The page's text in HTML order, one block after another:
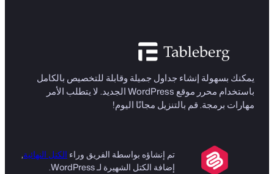
يمكنك بسهولة إنشاء جداول جميلة وقابلة للتخصيص بالكامل
باستخدام محرر موقع WordPress الجديد. لا يتطلب الأمر
مهارات برمجة. قم بالتنزيل مجانًا اليوم!
تم إنشاؤه بواسطة الفريق وراء الكتل النهائية,
إضافة الكتل الشهيرة لـ WordPress.